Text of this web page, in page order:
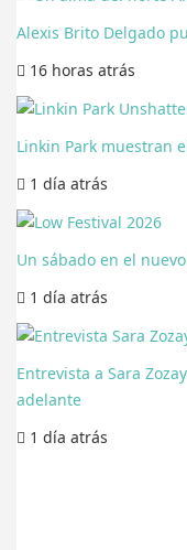
Alexis Brito Delgado
16 horas atrás
Linkin Park muestran
1 día atrás
Un sábado en el
1 día atrás
Entrevista a Sara
adelante
1 día atrás